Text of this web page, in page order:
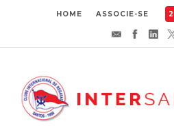
HOME ASSOCIE-SE